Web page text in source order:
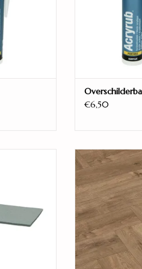
€6,50
Visgraat
TOEVOEGEN AAN